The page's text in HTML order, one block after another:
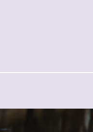
punk#kino
#Ausstellun